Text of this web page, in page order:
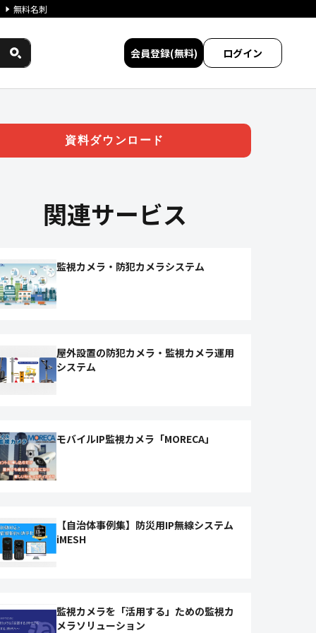
無料名刺
会員登録(無料) ログイン
資料ダウンロード
関連サービス
監視カメラ・防犯カメラシステム
屋外設置の防犯カメラ・監視カメラ運用
システム
モバイルIP監視カメラ「MORECA」
【自治体事例集】防災用IP無線システム
iMESH
監視カメラを「活用する」ための監視カ
メラソリューション